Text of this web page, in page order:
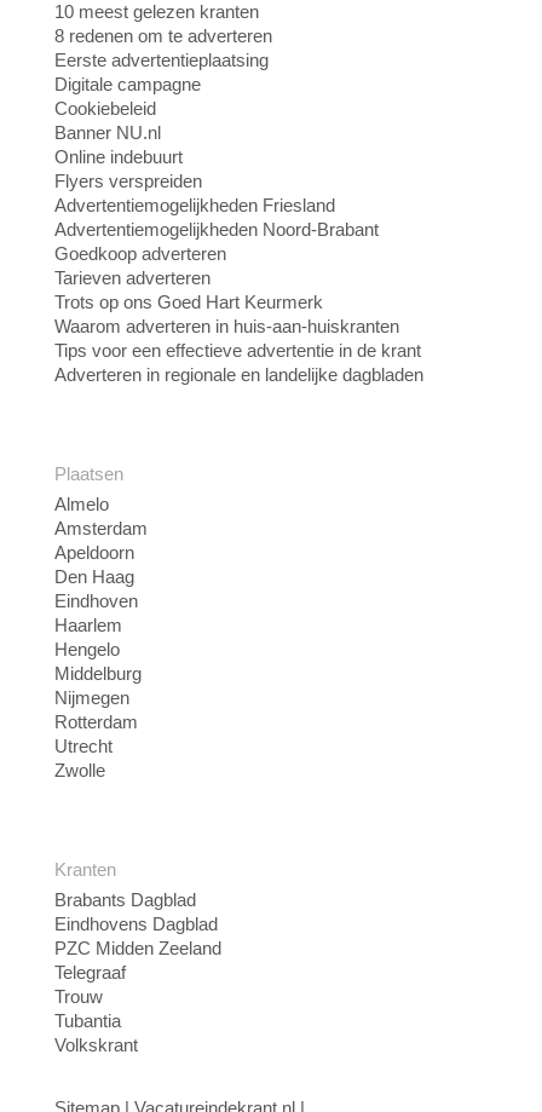
10 meest gelezen kranten
8 redenen om te adverteren
Eerste advertentieplaatsing
Digitale campagne
Cookiebeleid
Banner NU.nl
Online indebuurt
Flyers verspreiden
Advertentiemogelijkheden Friesland
Advertentiemogelijkheden Noord-Brabant
Goedkoop adverteren
Tarieven adverteren
Trots op ons Goed Hart Keurmerk
Waarom adverteren in huis-aan-huiskranten
Tips voor een effectieve advertentie in de krant
Adverteren in regionale en landelijke dagbladen
Plaatsen
Almelo
Amsterdam
Apeldoorn
Den Haag
Eindhoven
Haarlem
Hengelo
Middelburg
Nijmegen
Rotterdam
Utrecht
Zwolle
Kranten
Brabants Dagblad
Eindhovens Dagblad
PZC Midden Zeeland
Telegraaf
Trouw
Tubantia
Volkskrant
Sitemap | Vacatureindekrant.nl |